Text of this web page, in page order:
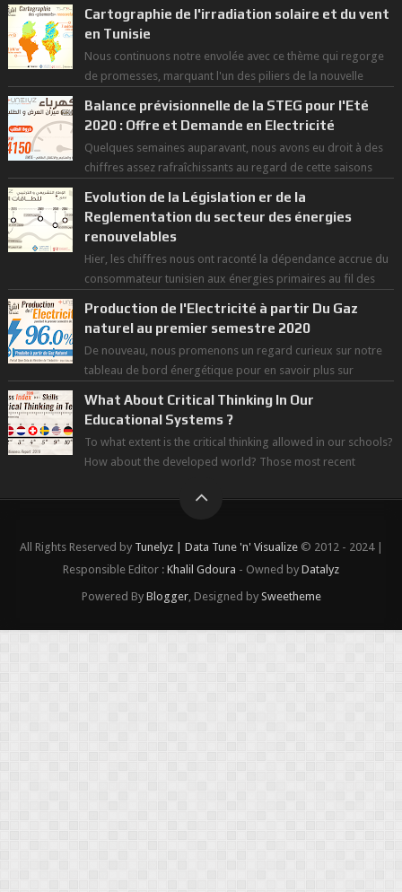
Cartographie de l'irradiation solaire et du vent
en Tunisie
Nous continuons notre envolée avec ce thème qui regorge
de promesses, marquant l'un des piliers de la nouvelle
Balance prévisionnelle de la STEG pour l'Eté
2020 : Offre et Demande en Electricité
Quelques semaines auparavant, nous avons eu droit à des
chiffres assez rafraîchissants au regard de cette saisons
Evolution de la Législation er de la
Reglementation du secteur des énergies
renouvelables
Hier, les chiffres nous ont raconté la dépendance accrue du
consommateur tunisien aux énergies primaires au fil des
Production de l'Electricité à partir Du Gaz
naturel au premier semestre 2020
De nouveau, nous promenons un regard curieux sur notre
tableau de bord énergétique pour en savoir plus sur
What About Critical Thinking In Our
Educational Systems ?
To what extent is the critical thinking allowed in our schools?
How about the developed world? Those most recent
All Rights Reserved by Tunelyz | Data Tune 'n' Visualize© 2012 - 2024 |
Responsible Editor : Khalil Gdoura - Owned by Datalyz
Powered By Blogger, Designed by Sweetheme